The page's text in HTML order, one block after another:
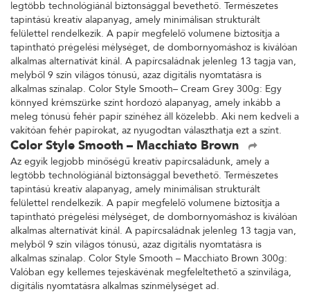
legtöbb technológiánál biztonsággal bevethető. Természetes
tapintású kreatív alapanyag, amely minimálisan strukturált
felülettel rendelkezik. A papír megfelelő volumene biztosítja a
tapintható prégelési mélységet, de dombornyomáshoz is kiválóan
alkalmas alternatívát kínál. A papírcsaládnak jelenleg 13 tagja van,
melyből 9 szín világos tónusú, azaz digitális nyomtatásra is
alkalmas színalap. Color Style Smooth– Cream Grey 300g: Egy
könnyed krémszürke színt hordozó alapanyag, amely inkább a
meleg tónusú fehér papír színéhez áll közelebb. Aki nem kedveli a
vakítóan fehér papírokat, az nyugodtan választhatja ezt a színt.
Color Style Smooth – Macchiato Brown
Az egyik legjobb minőségű kreatív papírcsaládunk, amely a
legtöbb technológiánál biztonsággal bevethető. Természetes
tapintású kreatív alapanyag, amely minimálisan strukturált
felülettel rendelkezik. A papír megfelelő volumene biztosítja a
tapintható prégelési mélységet, de dombornyomáshoz is kiválóan
alkalmas alternatívát kínál. A papírcsaládnak jelenleg 13 tagja van,
melyből 9 szín világos tónusú, azaz digitális nyomtatásra is
alkalmas színalap. Color Style Smooth – Macchiato Brown 300g:
Valóban egy kellemes tejeskávénak megfeleltethető a színvilága,
digitális nyomtatásra alkalmas színmélységet ad.